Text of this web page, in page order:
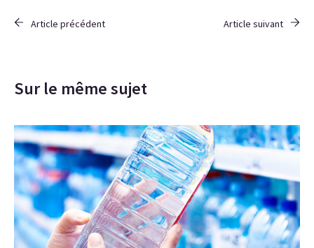
Article précédent Article suivant
Sur le même sujet